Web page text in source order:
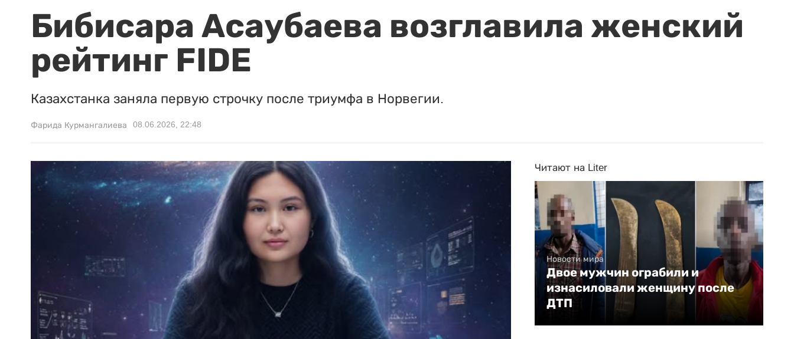
Бибисара Асаубаева возглавила женский
рейтинг FIDE
Казахстанка заняла первую строчку после триумфа в Норвегии.
Фарида Курмангалиева 08.06.2026, 22:48
Читают на Liter
Новости мира
Двое мужчин ограбили и
изнасиловали женщину после
ДТП